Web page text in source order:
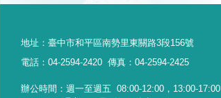
地址： 臺中市和平區南勢里東關路3段156號
電話：04-2594-2420 傳真：04-2594-2425
辦公時間：週一至週五 08:00-12:00，13:00-17:00